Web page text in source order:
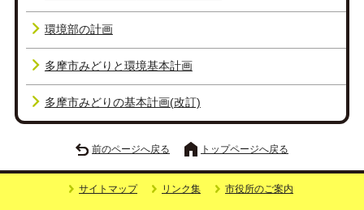
環境部の計画
多摩市みどりと環境基本計画
多摩市みどりの基本計画(改訂)
前のページへ戻る トップページへ戻る
サイトマップ リンク集 市役所のご案内